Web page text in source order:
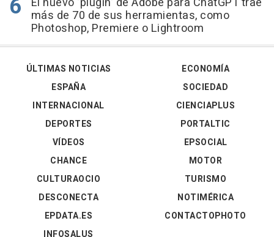
más de 70 de sus herramientas, como
Photoshop, Premiere o Lightroom
ÚLTIMAS NOTICIAS
ESPAÑA
INTERNACIONAL
DEPORTES
VÍDEOS
ECONOMÍA
SOCIEDAD
CIENCIAPLUS
PORTALTIC
EPSOCIAL
CHANCE
CULTURAOCIO
DESCONECTA
EPDATA.ES
INFOSALUS
MOTOR
TURISMO
NOTIMÉRICA
CONTACTOPHOTO